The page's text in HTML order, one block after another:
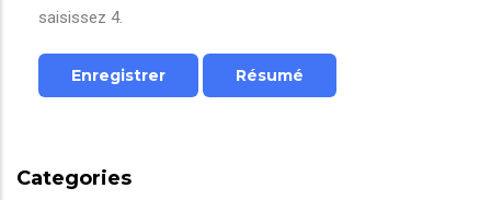
saisissez 4.
Categories